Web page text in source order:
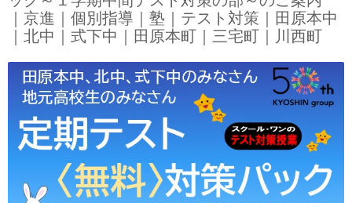
｜京進｜個別指導｜塾｜テスト対策｜田原本中
｜北中｜式下中｜田原本町｜三宅町｜川西町